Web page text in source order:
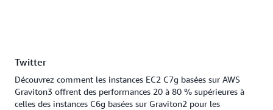
Twitter
Découvrez comment les instances EC2 C7g basées sur AWS
Graviton3 offrent des performances 20 à 80 % supérieures à
celles des instances C6g basées sur Graviton2 pour les